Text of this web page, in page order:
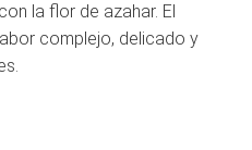
la flor de azahar. El
complejo, delicado y